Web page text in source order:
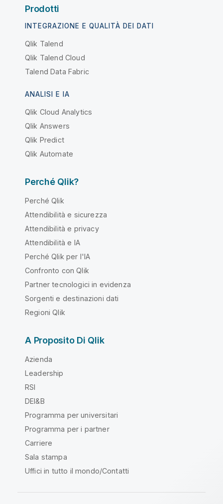
Prodotti
INTEGRAZIONE E QUALITÀ DEI DATI
Qlik Talend
Qlik Talend Cloud
Talend Data Fabric
ANALISI E IA
Qlik Cloud Analytics
Qlik Answers
Qlik Predict
Qlik Automate
Perché Qlik?
Perché Qlik
Attendibilità e sicurezza
Attendibilità e privacy
Attendibilità e IA
Perché Qlik per l'IA
Confronto con Qlik
Partner tecnologici in evidenza
Sorgenti e destinazioni dati
Regioni Qlik
A Proposito Di Qlik
Azienda
Leadership
RSI
DEI&B
Programma per universitari
Programma per i partner
Carriere
Sala stampa
Uffici in tutto il mondo/Contatti